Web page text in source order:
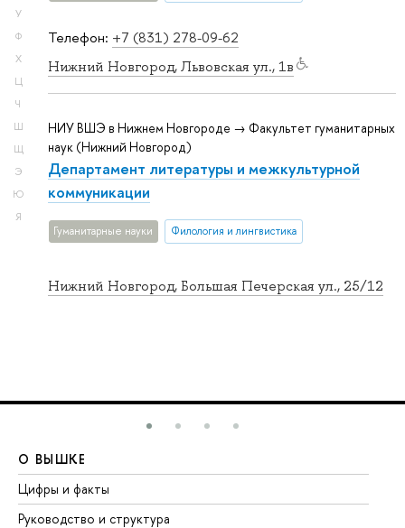
У
Ф
Х
Ц
Ч
Ш
Щ
Э
Ю
Я
Телефон: +7 (831) 278-09-62
Нижний Новгород, Львовская ул., 1в
Нижний Новгород, Большая Печерская ул., 25/12
НИУ ВШЭ в Нижнем Новгороде → Факультет гуманитарных
наук (Нижний Новгород)
Департамент литературы и межкультурной
коммуникации
Гуманитарные науки Филология и лингвистика
О ВЫШКЕ
Цифры и факты
Руководство и структура